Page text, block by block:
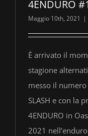
4ENDURO
Maggio 10th, 2021 |
È arrivato il
stagione
messo il
SLASH e con la
4ENDURO in
2021